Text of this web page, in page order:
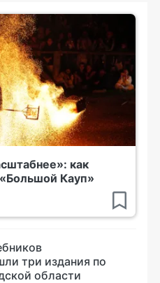
как
Кауп»
три издания по
области